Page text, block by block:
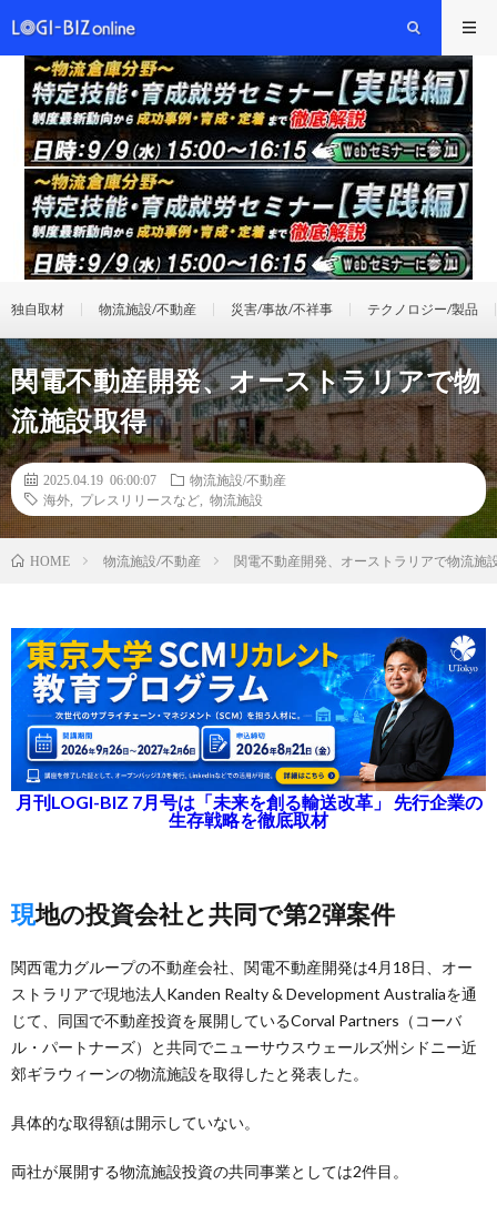
独自取材 物流施設/不動産 災害/事故/不祥事 テクノロジー/製品
関電不動産開発、オーストラリアで物
流施設取得
2025.04.19 06:00:07
物流施設/不動産
海外
プレスリリースなど 物流施設
HOME 物流施設/不動産 関電不動産開発、オーストラリアで物流施
月刊LOGI-BIZ 7月号は「未来を創る輸送改革」 先行企業の
生存戦略を徹底取材
現地の投資会社と共同で第2弾案件
関西電力グループの不動産会社、関電不動産開発は4月18日、オー
ストラリアで現地法人Kanden Realty & Development Australiaを通
じて、同国で不動産投資を展開しているCorval Partners（コーバ
ル・パートナーズ）と共同でニューサウスウェールズ州シドニー近
郊ギラウィーンの物流施設を取得したと発表した。
具体的な取得額は開示していない。
両社が展開する物流施設投資の共同事業としては2件目。